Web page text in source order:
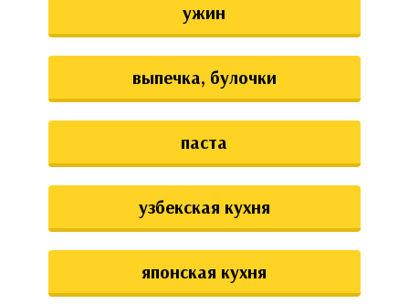
ужин
выпечка, булочки
паста
узбекская кухня
японская кухня